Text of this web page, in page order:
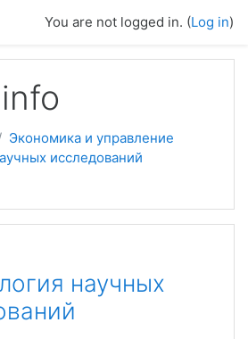
You are not logged in. (Log in)
Экономика и управление
исследований
научных